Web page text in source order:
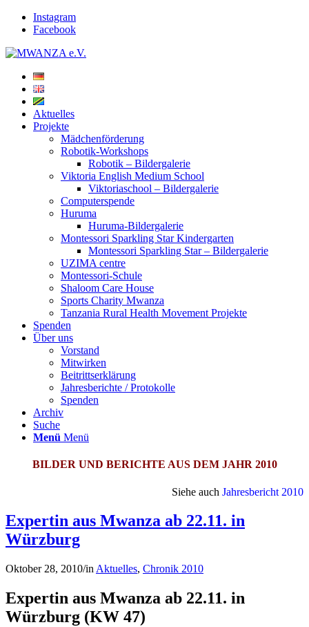
Instagram
Facebook
Aktuelles
Projekte
Mädchenförderung
Robotik-Workshops
Robotik – Bildergalerie
Viktoria English Medium School
Viktoriaschool – Bildergalerie
Computerspende
Huruma
Huruma-Bildergalerie
Montessori Sparkling Star Kindergarten
Montessori Sparkling Star – Bildergalerie
UZIMA centre
Montessori-Schule
Shaloom Care House
Sports Charity Mwanza
Tanzania Rural Health Movement Projekte
Spenden
Über uns
Vorstand
Mitwirken
Beitrittserklärung
Jahresberichte / Protokolle
Spenden
Archiv
Suche
Menü Menü
BILDER UND BERICHTE AUS DEM JAHR 2010
Siehe auch Jahresbericht 2010
Expertin aus Mwanza ab 22.11. in
Würzburg
Oktober 28, 2010/in Aktuelles, Chronik 2010
Expertin aus Mwanza ab 22.11. in
Würzburg (KW 47)